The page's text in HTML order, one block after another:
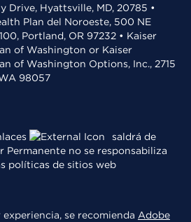
Drive, Hyattsville, MD, 20785 •
Plan del Noroeste, 500 NE
Portland, OR 97232 • Kaiser
of Washington or Kaiser
of Washington Options, Inc., 2715
98057
saldrá de
Permanente no se responsabiliza
políticas de sitios web
se recomienda Adobe